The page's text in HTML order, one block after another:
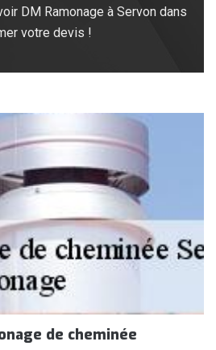
DM Ramonage à Servon dans
votre devis !
de cheminée